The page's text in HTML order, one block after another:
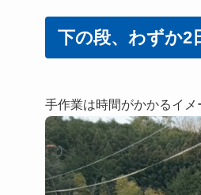
下の段、わずか2
手作業は時間がかかるイ